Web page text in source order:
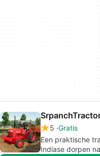
5 Gratis
Een praktische
Indiase dorpen